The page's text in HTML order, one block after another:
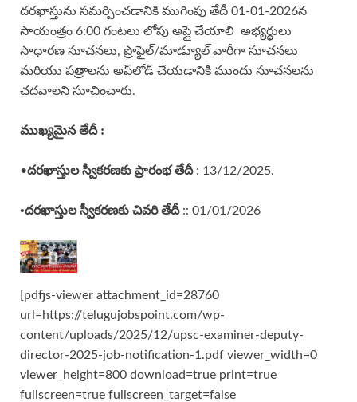
దరఖాస్తును సమర్పించడానికి ముగింపు తేదీ 01-01-2026న
సాయంత్రం 6:00 గంటలు లోపు అప్లై చేయాలి అభ్యర్థులు
సాధారణ సూచనలు, ప్రొఫైల్/మాడ్యూల్ వారీగా సూచనలు
మరియు పత్రాలను అప్‌లోడ్ చేయడానికి ముందు సూచనలను
చదవాలని సూచించారు.
ముఖ్యమైన తేదీ :
•దరఖాస్తుల స్వీకరణకు ప్రారంభ తేదీ: 13/12/2025.
•దరఖాస్తుల స్వీకరణకు చివరి తేదీ :: 01/01/2026
[pdfjs-viewer attachment_id=28760
url=https://telugujobspoint.com/wp-
content/uploads/2025/12/upsc-examiner-deputy-
director-2025-job-notification-1.pdf viewer_width=0
viewer_height=800 download=true print=true
fullscreen=true fullscreen_target=false